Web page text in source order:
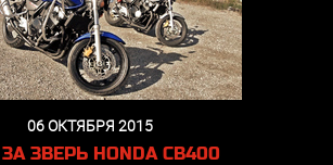
06 ОКТЯБРЯ 2015
ЗВЕРЬ HONDA CB400